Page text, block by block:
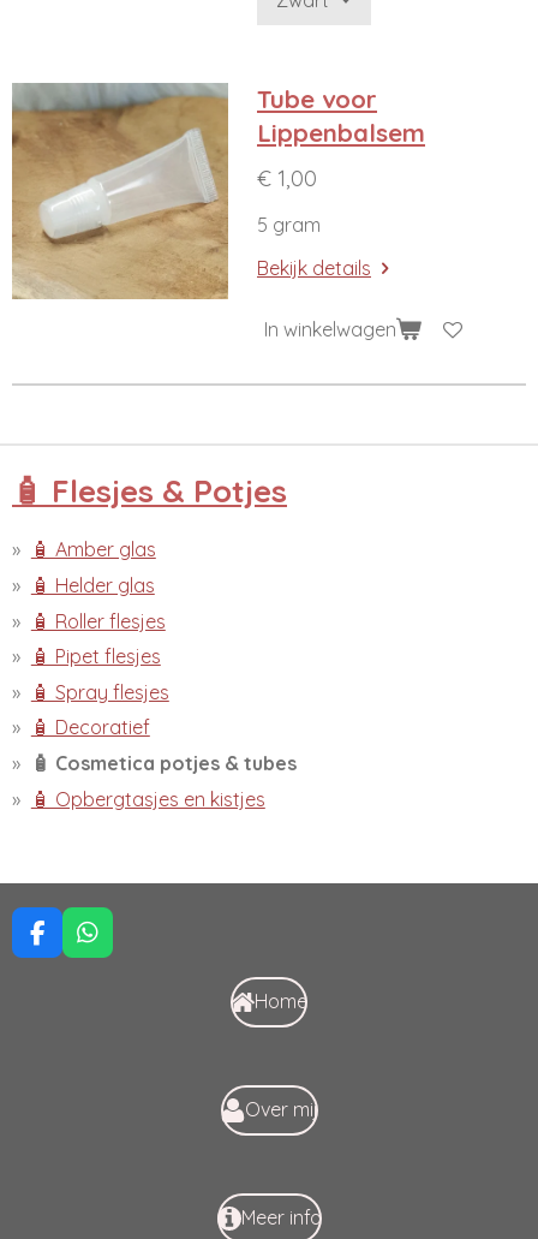
Tube voor
Lippenbalsem
€ 1,00
5 gram
Bekijk details
In winkelwagen
🧴 Flesjes & Potjes
🧴 Amber glas
🧴 Helder glas
🧴 Roller flesjes
🧴 Pipet flesjes
🧴 Spray flesjes
🧴 Decoratief
🧴 Cosmetica potjes & tubes
🧴 Opbergtasjes en kistjes
F
a
W
h
Home
Over mij
Meer info